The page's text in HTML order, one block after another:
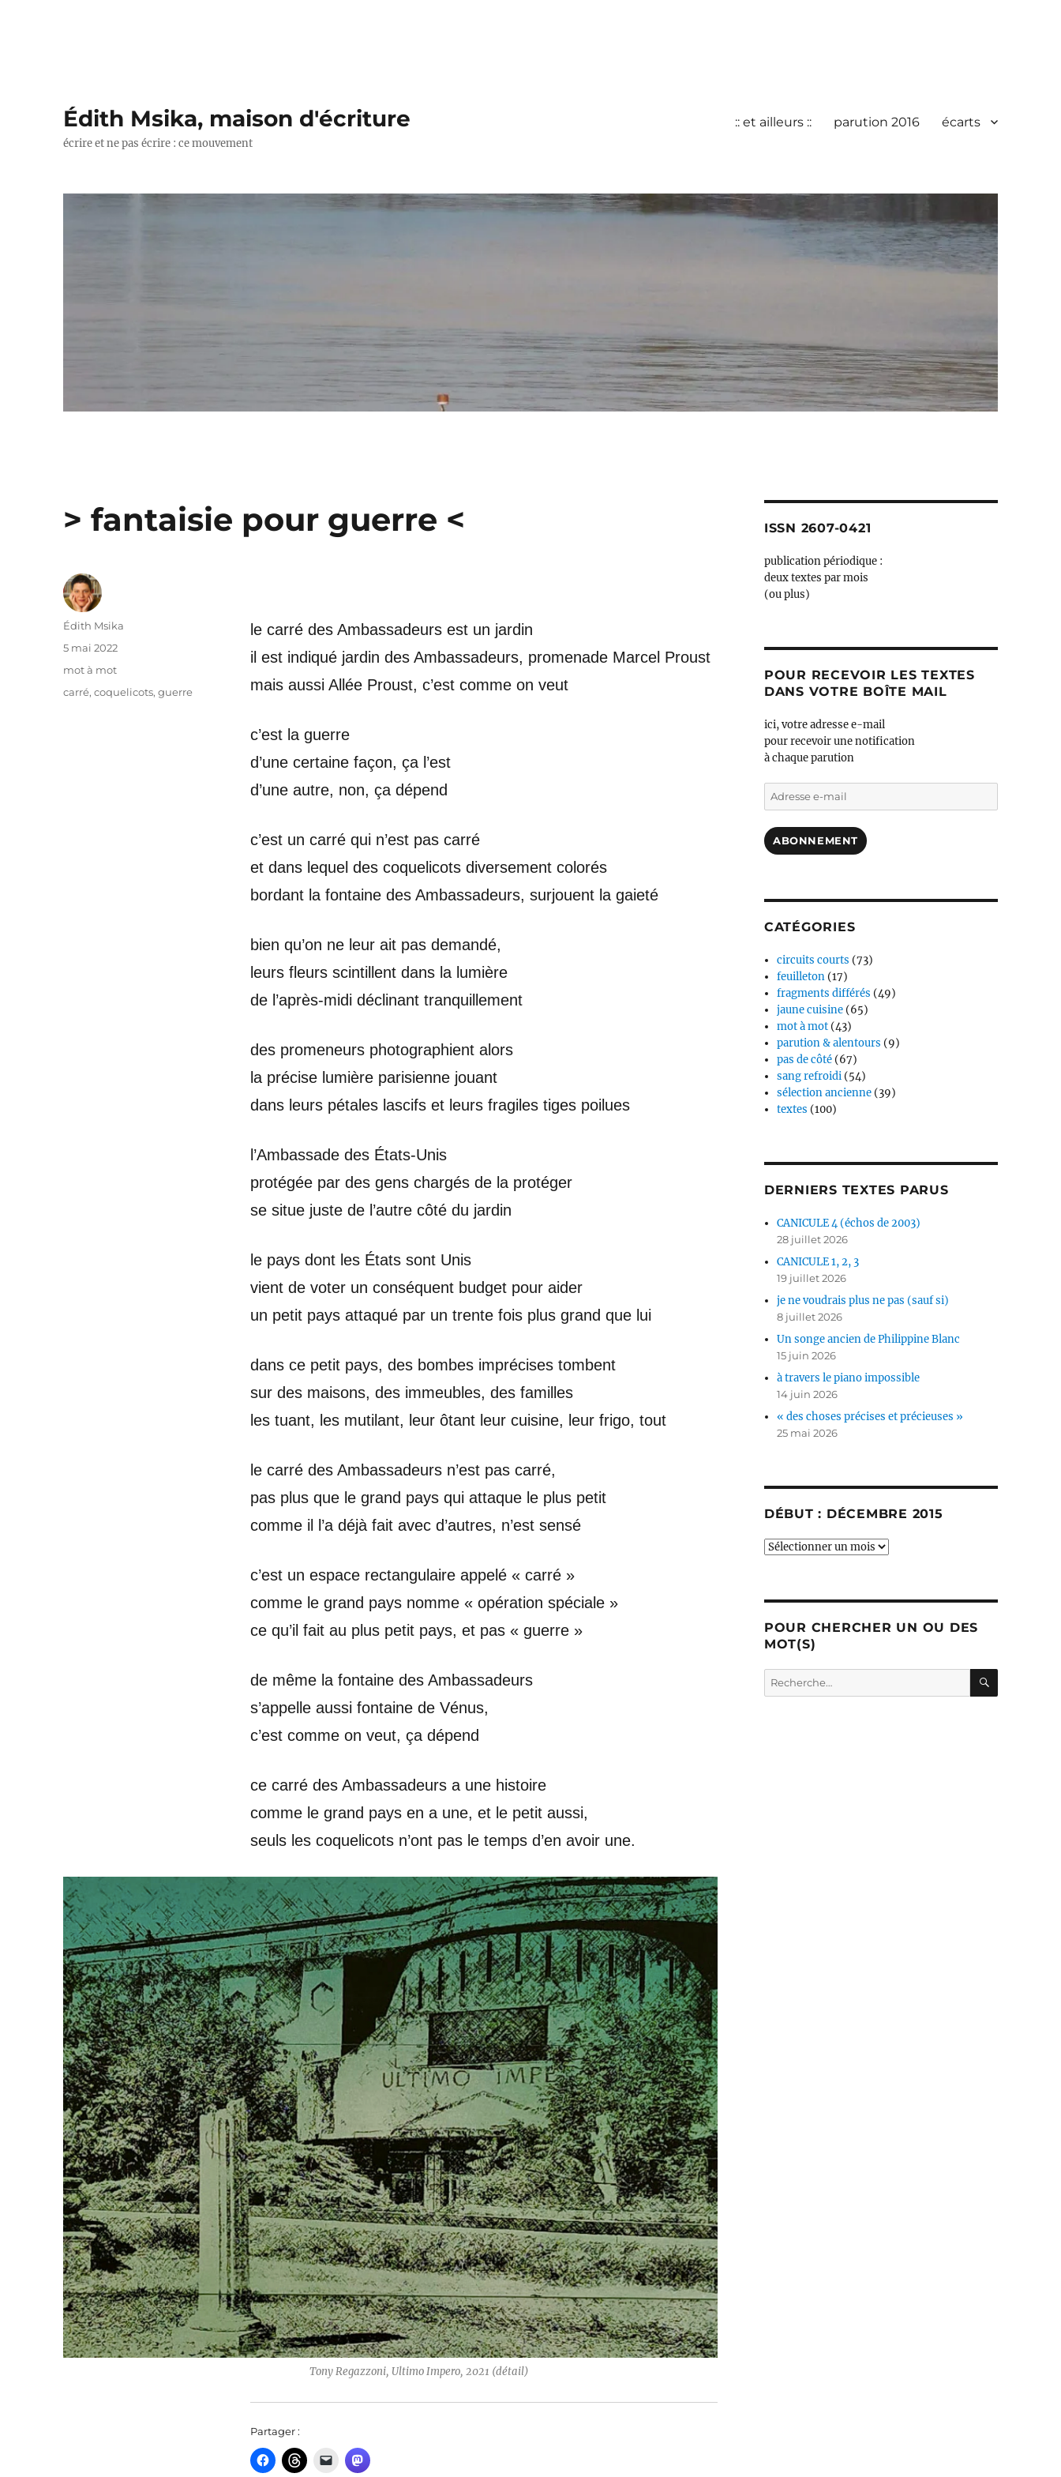
Édith Msika, maison d'écriture
écrire et ne pas écrire : ce mouvement
:: et ailleurs :: parution 2016 écarts
> fantaisie pour guerre <
le carré des Ambassadeurs est un jardin
il est indiqué jardin des Ambassadeurs, promenade Marcel Proust
mais aussi Allée Proust, c’est comme on veut
c’est la guerre
d’une certaine façon, ça l’est
d’une autre, non, ça dépend
c’est un carré qui n’est pas carré
et dans lequel des coquelicots diversement colorés
bordant la fontaine des Ambassadeurs, surjouent la gaieté
bien qu’on ne leur ait pas demandé,
leurs fleurs scintillent dans la lumière
de l’après-midi déclinant tranquillement
des promeneurs photographient alors
la précise lumière parisienne jouant
dans leurs pétales lascifs et leurs fragiles tiges poilues
l’Ambassade des États-Unis
protégée par des gens chargés de la protéger
se situe juste de l’autre côté du jardin
le pays dont les États sont Unis
vient de voter un conséquent budget pour aider
un petit pays attaqué par un trente fois plus grand que lui
dans ce petit pays, des bombes imprécises tombent
sur des maisons, des immeubles, des familles
les tuant, les mutilant, leur ôtant leur cuisine, leur frigo, tout
le carré des Ambassadeurs n’est pas carré,
pas plus que le grand pays qui attaque le plus petit
comme il l’a déjà fait avec d’autres, n’est sensé
c’est un espace rectangulaire appelé « carré »
comme le grand pays nomme « opération spéciale »
ce qu’il fait au plus petit pays, et pas « guerre »
de même la fontaine des Ambassadeurs
s’appelle aussi fontaine de Vénus,
c’est comme on veut, ça dépend
ce carré des Ambassadeurs a une histoire
comme le grand pays en a une, et le petit aussi,
seuls les coquelicots n’ont pas le temps d’en avoir une.
Tony Regazzoni, Ultimo Impero, 2021 (détail)
Partager :
Auteur
Édith Msika
Publié
5 mai 2022
Catégories
mot à mot
Étiquettes
carré,coquelicots,guerre
ISSN 2607-0421
publication périodique :
deux textes par mois
(ou plus)
POUR RECEVOIR LES TEXTES
DANS VOTRE BOÎTE MAIL
ici, votre adresse e-mail
pour recevoir une notification
à chaque parution
Adresse
e-
ABONNEMENT
CATÉGORIES
circuits courts (73)
feuilleton (17)
fragments différés (49)
jaune cuisine (65)
mot à mot (43)
parution & alentours (9)
pas de côté (67)
sang refroidi (54)
sélection ancienne (39)
textes (100)
DERNIERS TEXTES PARUS
CANICULE 4 (échos de 2003)
28 juillet 2026
CANICULE 1, 2, 3
19 juillet 2026
je ne voudrais plus ne pas (sauf si)
8 juillet 2026
Un songe ancien de Philippine Blanc
15 juin 2026
à travers le piano impossible
14 juin 2026
« des choses précises et précieuses »
25 mai 2026
DÉBUT : DÉCEMBRE 2015
début
POUR CHERCHER UN OU DES
MOT(S)
Recherche
pour :